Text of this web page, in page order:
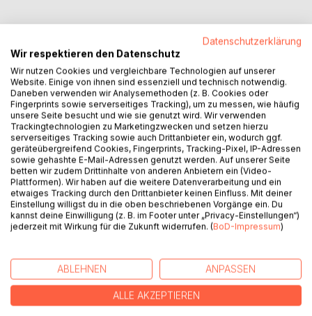
BESCHREIBUNG
Harmlose Pilze, die zur biologischen
Schädlingsbekämpfung eingesetzt werden, mutieren
plötzlich zu Menschenfressern. Wissenschaftler in
verschiedenen Ländern sind auf der Suche nach den
Ursachen. Auch Matthias und Souriana sehen sich
veranlasst, den geheimnisvollen Zusammenhängen
nachzugehen. Sie finden ein Grab und erleben die
gewaltigen Dimensionen eines tödlichen Pilzes. Aber
dieser ist nicht die einzige Bedrohung. Was hat sich vor und
im syrischen Bürgerkrieg abgespielt? Was hat das alles mit
die beiden ein.
Datenschutzerklärung
Wir respektieren den Datenschutz
Wir nutzen Cookies und vergleichbare Technologien auf unserer
Website. Einige von ihnen sind essenziell und technisch notwendig.
Daneben verwenden wir Analysemethoden (z. B. Cookies oder
Fingerprints sowie serverseitiges Tracking), um zu messen, wie häufig
unsere Seite besucht und wie sie genutzt wird. Wir verwenden
Trackingtechnologien zu Marketingzwecken und setzen hierzu
serverseitiges Tracking sowie auch Drittanbieter ein, wodurch ggf.
geräteübergreifend Cookies, Fingerprints, Tracking-Pixel, IP-Adressen
sowie gehashte E-Mail-Adressen genutzt werden. Auf unserer Seite
betten wir zudem Drittinhalte von anderen Anbietern ein (Video-
Plattformen). Wir haben auf die weitere Datenverarbeitung und ein
etwaiges Tracking durch den Drittanbieter keinen Einfluss. Mit deiner
Einstellung willigst du in die oben beschriebenen Vorgänge ein. Du
kannst deine Einwilligung (z. B. im Footer unter „Privacy-Einstellungen“)
jederzeit mit Wirkung für die Zukunft widerrufen. (BoD-Impressum)
ABLEHNEN ANPASSEN
ALLE AKZEPTIEREN